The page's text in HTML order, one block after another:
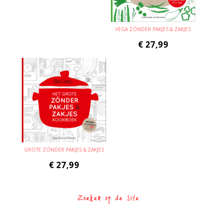
VEGA ZÓNDER PAKJES & ZAKJES
€ 27,99
GROTE ZÓNDER PAKJES & ZAKJES
€ 27,99
Zoeken op de site